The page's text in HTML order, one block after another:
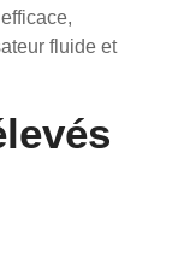
fluide et